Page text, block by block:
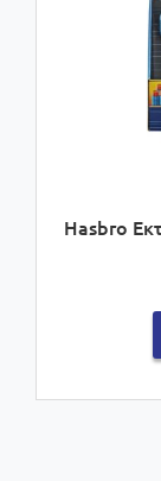
Hasbro